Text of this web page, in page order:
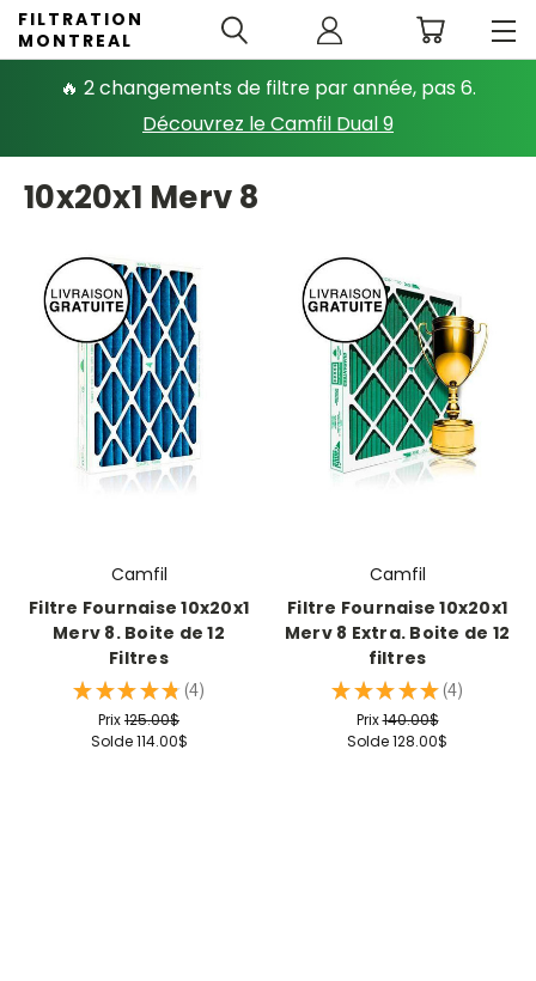
🔥 2 changements de filtre par année, pas 6.
Découvrez le Camfil Dual 9
FILTRATION
MONTREAL
10x20x1 Merv 8
Camfil
Filtre Fournaise 10x20x1
Merv 8. Boite de 12
Filtres
★ ★ ★ ★ ★ 4
4
Prix125.00$
Solde114.00$
Camfil
Filtre Fournaise 10x20x1
Merv 8 Extra. Boite de 12
filtres
★ ★ ★ ★ ★ 4
4
Prix140.00$
Solde128.00$